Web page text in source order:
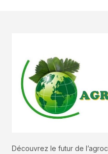
Découvrez le futur de